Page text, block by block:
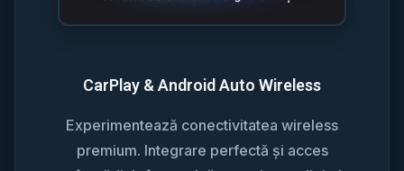
CarPlay & Android Auto Wireless
Experimentează conectivitatea wireless
premium. Integrare perfectă și acces